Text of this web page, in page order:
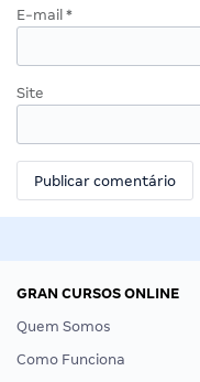
E-mail *
Site
GRAN CURSOS ONLINE
Quem Somos
Como Funciona